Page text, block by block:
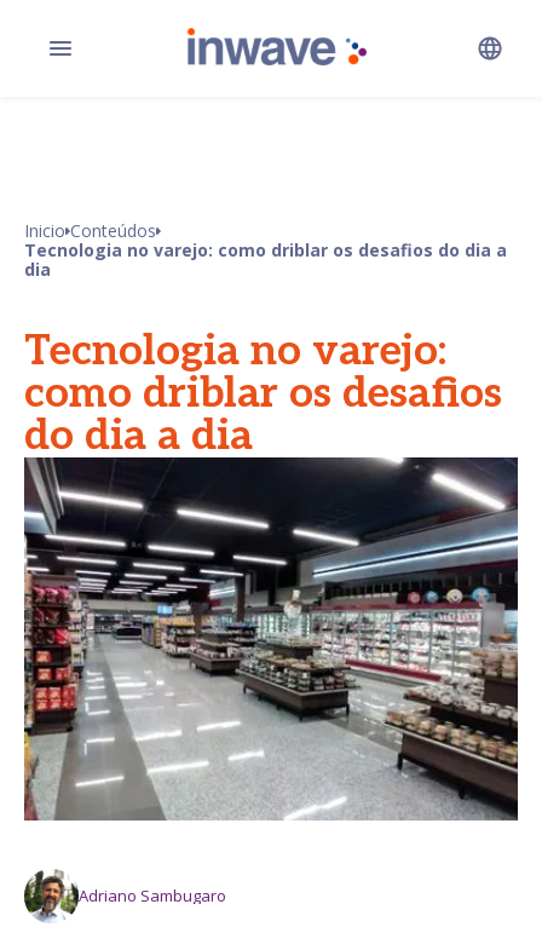
Inicio Conteúdos
Tecnologia no varejo: como driblar os desafios do dia a
dia
Tecnologia no varejo:
como driblar os desafios
do dia a dia
Adriano Sambugaro